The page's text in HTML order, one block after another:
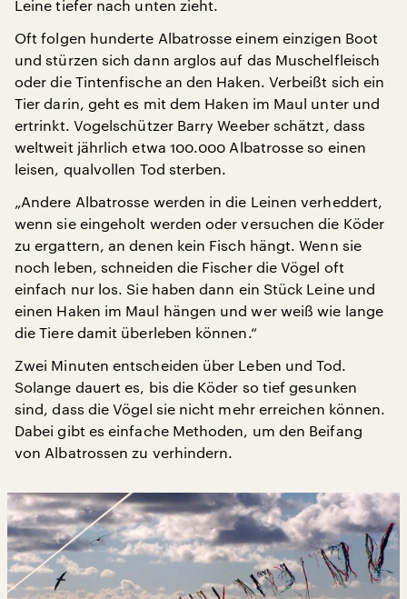
Leine tiefer nach unten zieht.
Oft folgen hunderte Albatrosse einem einzigen Boot
und stürzen sich dann arglos auf das Muschelfleisch
oder die Tintenfische an den Haken. Verbeißt sich ein
Tier darin, geht es mit dem Haken im Maul unter und
ertrinkt. Vogelschützer Barry Weeber schätzt, dass
weltweit jährlich etwa 100.000 Albatrosse so einen
leisen, qualvollen Tod sterben.
„Andere Albatrosse werden in die Leinen verheddert,
wenn sie eingeholt werden oder versuchen die Köder
zu ergattern, an denen kein Fisch hängt. Wenn sie
noch leben, schneiden die Fischer die Vögel oft
einfach nur los. Sie haben dann ein Stück Leine und
einen Haken im Maul hängen und wer weiß wie lange
die Tiere damit überleben können.“
Zwei Minuten entscheiden über Leben und Tod.
Solange dauert es, bis die Köder so tief gesunken
sind, dass die Vögel sie nicht mehr erreichen können.
Dabei gibt es einfache Methoden, um den Beifang
von Albatrossen zu verhindern.